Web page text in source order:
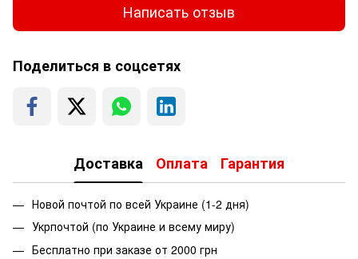
Написать отзыв
Поделиться в соцсетях
Доставка Оплата Гарантия
Новой почтой по всей Украине (1-2 дня)
Укрпочтой (по Украине и всему миру)
Бесплатно при заказе от 2000 грн